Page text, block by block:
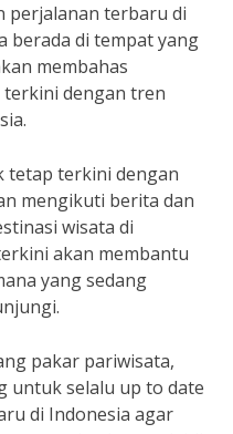
perjalanan terbaru di
berada di tempat yang
membahas
terkini dengan tren
tetap terkini dengan
mengikuti berita dan
wisata di
akan membantu
yang sedang
pakar pariwisata,
untuk selalu up to date
di Indonesia agar